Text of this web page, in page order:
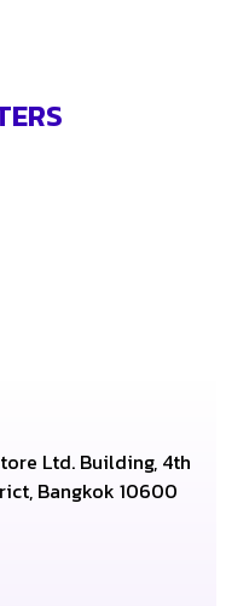
Ltd. Building, 4th
Bangkok 10600